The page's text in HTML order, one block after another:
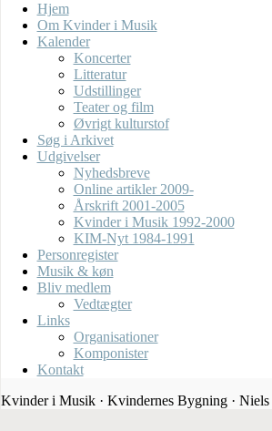
Hjem
Om Kvinder i Musik
Kalender
Koncerter
Litteratur
Udstillinger
Teater og film
Øvrigt kulturstof
Søg i Arkivet
Udgivelser
Nyhedsbreve
Online artikler 2009-
Årskrift 2001-2005
Kvinder i Musik 1992-2000
KIM-Nyt 1984-1991
Personregister
Musik & køn
Bliv medlem
Vedtægter
Links
Organisationer
Komponister
Kontakt
Kvinder i Musik · Kvindernes Bygning ·